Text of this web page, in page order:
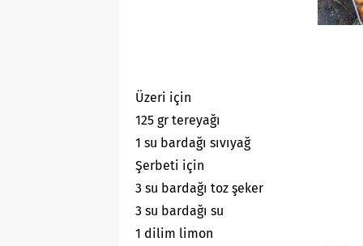
Üzeri için
125 gr tereyağı
1 su bardağı sıvıyağ
Şerbeti için
3 su bardağı toz şeker
3 su bardağı su
1 dilim limon